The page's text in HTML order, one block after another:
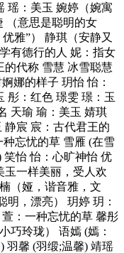
瑶：美玉 婉婷（婉寓
（意思是聪明的女
雅”） 静琪（安静又
有德行的人 妮：指女
的代称 雪慧 冰雪聪慧
娜的样子 玥怡 怡：
彤：红色 璟雯 璟：玉
天瑜 瑜：美玉 婧琪
静宸 宸：古代君王的
忘忧的草 雪雁 (在雪
笑怡 怡：心旷神怡 优
玉一样美丽，受人欢
（娅，谐音雅，文
明，漂亮） 玥婷 玥：
：一种忘忧的草 馨彤
巧玲珑） 语嫣 (嫣：
羽馨 (羽缎;温馨) 靖瑶